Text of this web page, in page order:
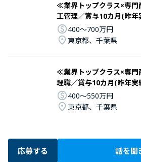
≪業界トップクラス×専
工管理／賞与10カ月(昨年
400〜700万円
東京都、千葉県
≪業界トップクラス×専
理職／賞与10カ月(昨年実
400〜550万円
東京都、千葉県
応募する 話を聞